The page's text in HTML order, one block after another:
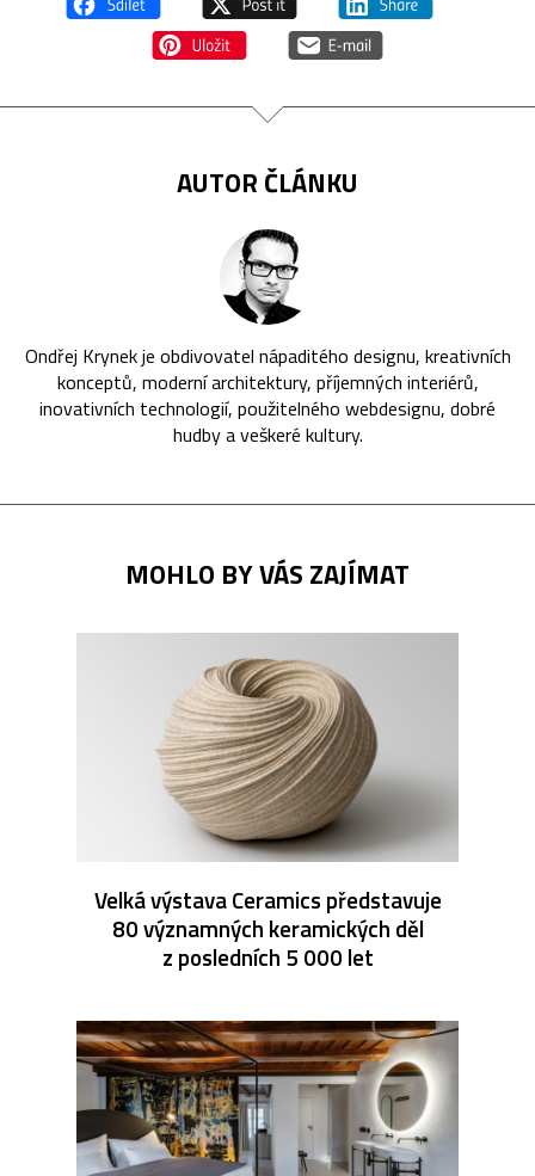
AUTOR ČLÁNKU
Ondřej Krynek je obdivovatel nápaditého designu, kreativních
konceptů, moderní architektury, příjemných interiérů,
inovativních technologií, použitelného webdesignu, dobré
hudby a veškeré kultury.
MOHLO BY VÁS ZAJÍMAT
Velká výstava Ceramics představuje
80 významných keramických děl
z posledních 5 000 let